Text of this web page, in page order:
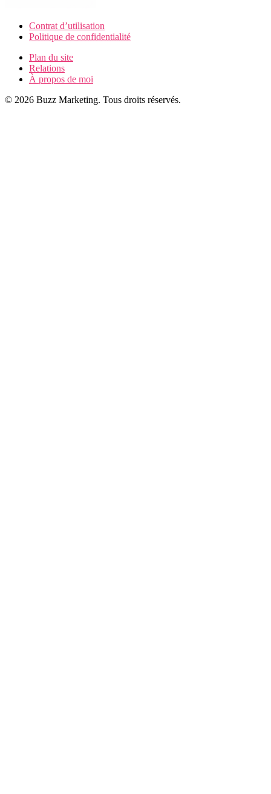
Contrat d’utilisation
Politique de confidentialité
Plan du site
Relations
À propos de moi
© 2026 Buzz Marketing. Tous droits réservés.